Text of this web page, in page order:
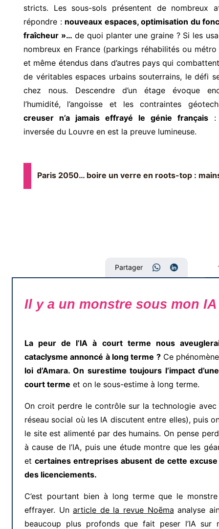
stricts. Les sous-sols présentent de nombreux
répondre : nouveaux espaces,optimisation du
fraîcheur »… de quoi planter une graine ? Si les
nombreux en France (parkings réhabilités ou
et même étendus dans d’autres pays qui
de véritables espaces urbains souterrains, le défi
chez nous. Descendre d’un étage évoque
l’humidité, l’angoisse et les contraintes
creuser n’a jamais effrayé le génie français :
inversée du Louvre en est la preuve lumineuse.
Paris 2050… boire un verre en roots-top :
Partager
Il y a un monstre sous mon IA
La peur de l’IA à court terme nous
cataclysme annoncé à long terme ?Ce
loi d’Amara. On surestime toujours l’impact
court terme et on le sous-estime à long terme.
On croit perdre le contrôle sur la technologie
réseau social où les IA discutent entre elles), puis
le site est alimenté par des humains. On pense
à cause de l’IA, puis une étude montre que les
etcertaines entreprises abusent de cette
des licenciements.
C’est pourtant bien à long terme que le
effrayer. Unarticle de la revue Noēma analyse
beaucoup plus profonds que fait peser l’IA sur